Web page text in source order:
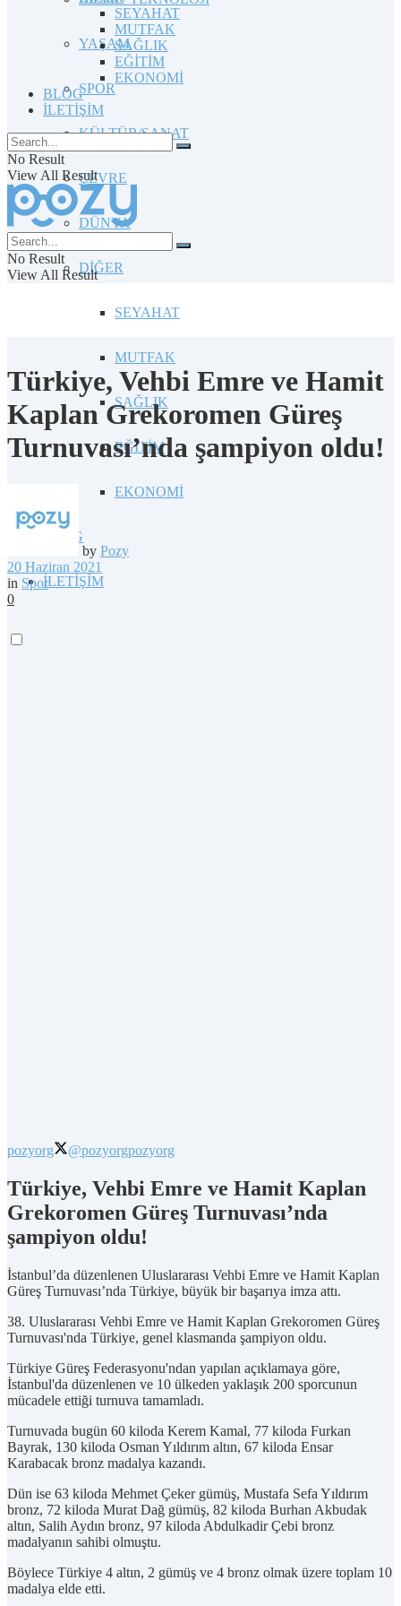
YAŞAM
SPOR
KÜLTÜR/SANAT
ÇEVRE
DÜNYA
DİĞER
SEYAHAT
MUTFAK
SAĞLIK
EĞİTİM
EKONOMİ
BLOG
İLETİŞİM
SEYAHAT
MUTFAK
SAĞLIK
EĞİTİM
EKONOMİ
BLOG
İLETİŞİM
No Result
View All Result
No Result
View All Result
Türkiye, Vehbi Emre ve Hamit
Kaplan Grekoromen Güreş
Turnuvası’nda şampiyon oldu!
by Pozy
20 Haziran 2021
in Spor
0
pozyorg @pozyorgpozyorg
Türkiye, Vehbi Emre ve Hamit Kaplan
Grekoromen Güreş Turnuvası’nda
şampiyon oldu!
İstanbul’da düzenlenen Uluslararası Vehbi Emre ve Hamit Kaplan
Güreş Turnuvası’nda Türkiye, büyük bir başarıya imza attı.
38. Uluslararası Vehbi Emre ve Hamit Kaplan Grekoromen Güreş
Turnuvası'nda Türkiye, genel klasmanda şampiyon oldu.
Türkiye Güreş Federasyonu'ndan yapılan açıklamaya göre,
İstanbul'da düzenlenen ve 10 ülkeden yaklaşık 200 sporcunun
mücadele ettiği turnuva tamamladı.
Turnuvada bugün 60 kiloda Kerem Kamal, 77 kiloda Furkan
Bayrak, 130 kiloda Osman Yıldırım altın, 67 kiloda Ensar
Karabacak bronz madalya kazandı.
Dün ise 63 kiloda Mehmet Çeker gümüş, Mustafa Sefa Yıldırım
bronz, 72 kiloda Murat Dağ gümüş, 82 kiloda Burhan Akbudak
altın, Salih Aydın bronz, 97 kiloda Abdulkadir Çebi bronz
madalyanın sahibi olmuştu.
Böylece Türkiye 4 altın, 2 gümüş ve 4 bronz olmak üzere toplam 10
madalya elde etti.